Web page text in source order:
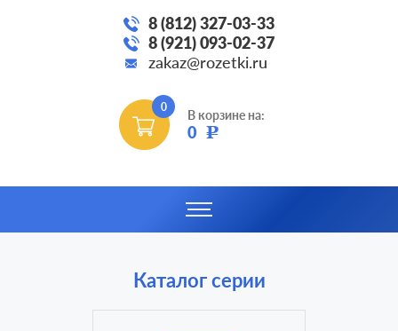
8 (812) 327-03-33
8 (921) 093-02-37
zakaz@rozetki.ru
0
В корзине на:
0 Р
Каталог серии